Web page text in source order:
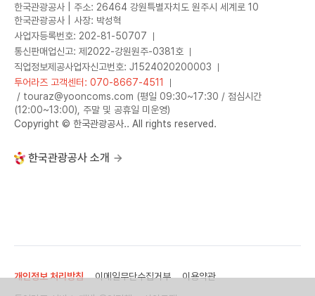
한국관광공사 | 주소: 26464 강원특별자치도 원주시 세계로 10
한국관광공사 | 사장: 박성혁
사업자등록번호: 202-81-50707
통신판매업신고: 제2022-강원원주-0381호
직업정보제공사업자신고번호: J1524020200003
투어라즈 고객센터: 070-8667-4511
/ touraz@yooncoms.com (평일 09:30~17:30 / 점심시간
(12:00~13:00), 주말 및 공휴일 미운영)
Copyright © 한국관광공사.. All rights reserved.
한국관광공사 소개
개인정보 처리방침 이메일무단수집거부
이용약관